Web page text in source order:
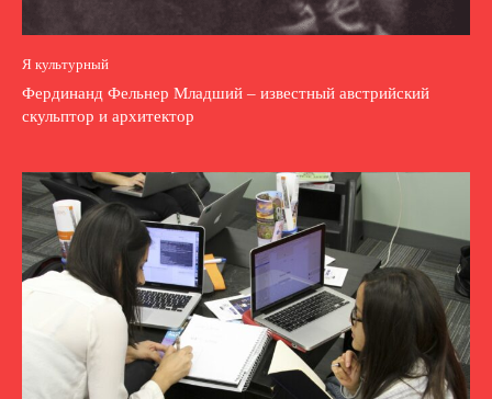
Я культурный
Фердинанд Фельнер Младший – известный австрийский
скульптор и архитектор